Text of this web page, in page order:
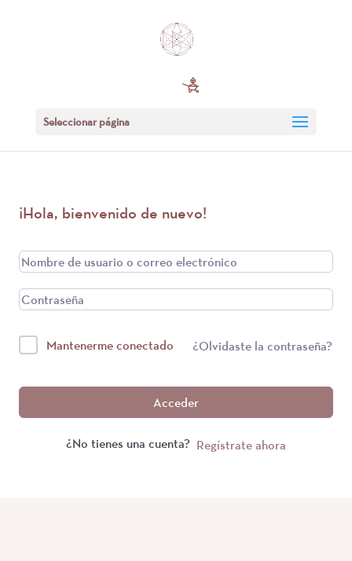
Seleccionar página
¡Hola, bienvenido de nuevo!
Mantenerme conectado ¿Olvidaste la contraseña?
Acceder
¿No tienes una cuenta? Regístrate ahora